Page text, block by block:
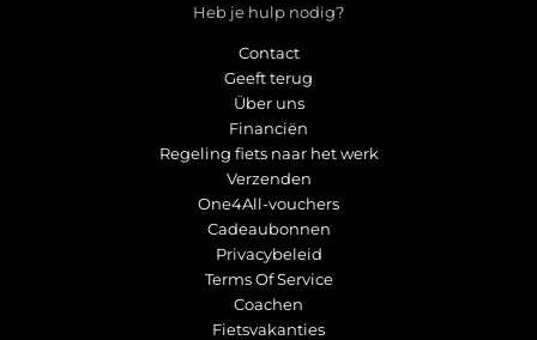
Heb je hulp nodig?
Contact
Geeft terug
Über uns
Financiën
Regeling fiets naar het werk
Verzenden
One4All-vouchers
Cadeaubonnen
Privacybeleid
Terms Of Service
Coachen
Fietsvakanties